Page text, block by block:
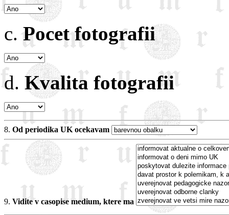
c.Pocet fotografii
d. Kvalita fotografii
8. Od periodika UK ocekavam
9. Vidite v casopise medium, ktere ma